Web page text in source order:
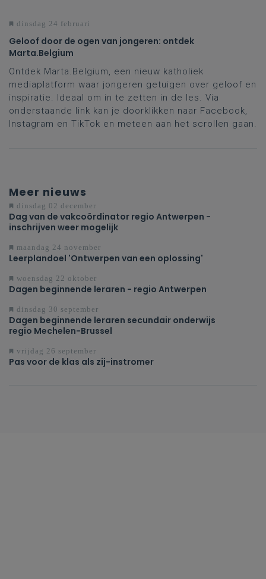
dinsdag 24 februari
Geloof door de ogen van jongeren: ontdek
Marta.Belgium
Ontdek Marta.Belgium, een nieuw katholiek
mediaplatform waar jongeren getuigen over geloof en
inspiratie. Ideaal om in te zetten in de les. Via
onderstaande link kan je doorklikken naar Facebook,
Instagram en TikTok en meteen aan het scrollen gaan.
Meer nieuws
dinsdag 02 december
Dag van de vakcoördinator regio Antwerpen -
inschrijven weer mogelijk
maandag 24 november
Leerplandoel 'Ontwerpen van een oplossing'
woensdag 22 oktober
Dagen beginnende leraren - regio Antwerpen
dinsdag 30 september
Dagen beginnende leraren secundair onderwijs
regio Mechelen-Brussel
vrijdag 26 september
Pas voor de klas als zij-instromer